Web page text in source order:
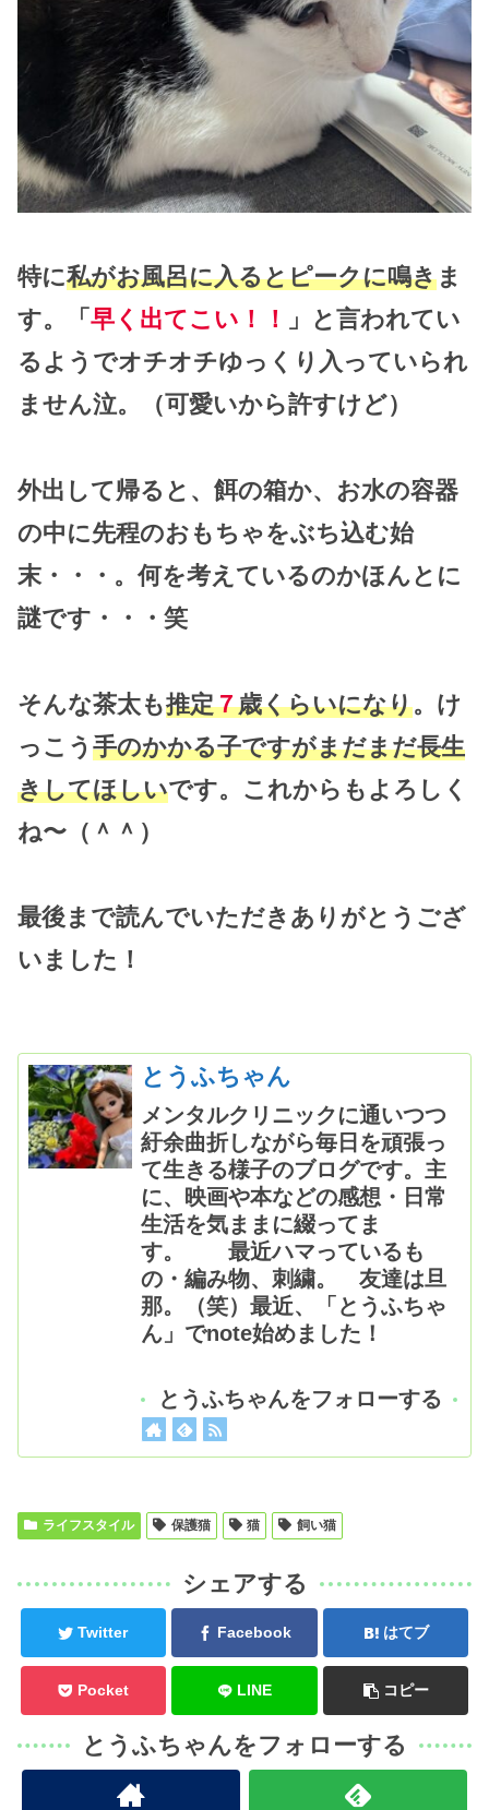
特に私がお風呂に入るとピークに鳴きま
す。「 早く出てこい！！
」と言われてい
るようでオチオチゆっくり入っていられ
ません泣。（可愛いから許すけど）
外出して帰ると、餌の箱か、お水の容器
の中に先程のおもちゃをぶち込む始
末・・・。何を考えているのかほんとに
謎です・・・笑
そんな茶太も推定７歳くらいになり。け
っこう 手のかかる子ですがまだまだ長生
きしてほしいです。これからもよろしく
ね〜（＾＾）
最後まで読んでいただきありがとうござ
いました！
とうふちゃん
メンタルクリニックに通いつつ
紆余曲折しながら毎日を頑張っ
て生きる様子のブログです。主
に、映画や本などの感想・日常
生活を気ままに綴ってま
す。 最近ハマっているも
の・編み物、刺繍。 友達は旦
那。（笑）最近、「とうふちゃ
ん」でnote始めました！
とうふちゃんをフォローする
ライフスタイル 保護猫 猫 飼い猫
シェアする
Twitter Facebook はてブ
Pocket LINE コピー
とうふちゃんをフォローする